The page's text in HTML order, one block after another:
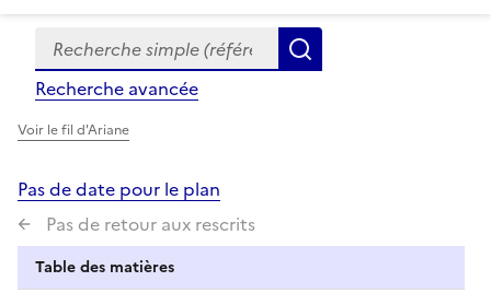
Formulaire
de
recherche
Recherche simple (références, mots clés, partie du
Recherche avancée
Voir le fil d'Ariane
Pas de date pour le plan
Pas de retour aux rescrits
Table des matières